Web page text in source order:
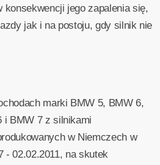
konsekwencji jego zapalenia się,
jak i na postoju, gdy silnik nie
marki BMW 5, BMW 6,
i BMW 7 z silnikami
w Niemczech w
- 02.02.2011, na skutek